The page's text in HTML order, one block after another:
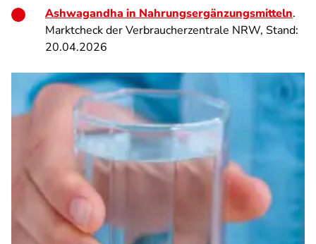
Ashwagandha in Nahrungsergänzungsmitteln.
Marktcheck der Verbraucherzentrale NRW, Stand:
20.04.2026